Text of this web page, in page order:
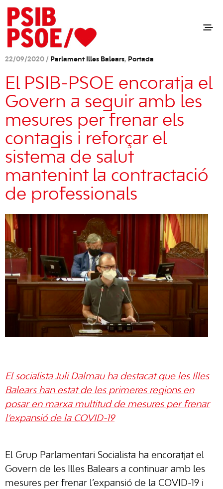
22/09/2020 / Parlament Illes Balears, Portada
El PSIB-PSOE encoratja el
Govern a seguir amb les
mesures per frenar els
contagis i reforçar el
sistema de salut
mantenint la contractació
de professionals
El socialista Juli Dalmau ha destacat que les Illes
Balears han estat de les primeres regions en
posar en marxa multitud de mesures per frenar
l’expansió de la COVID-19
El Grup Parlamentari Socialista ha encoratjat el
Govern de les Illes Balears a continuar amb les
mesures per frenar l’expansió de la COVID-19 i